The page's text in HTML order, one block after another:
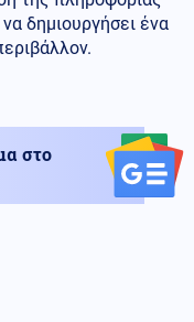
δημιουργήσει ένα
στο